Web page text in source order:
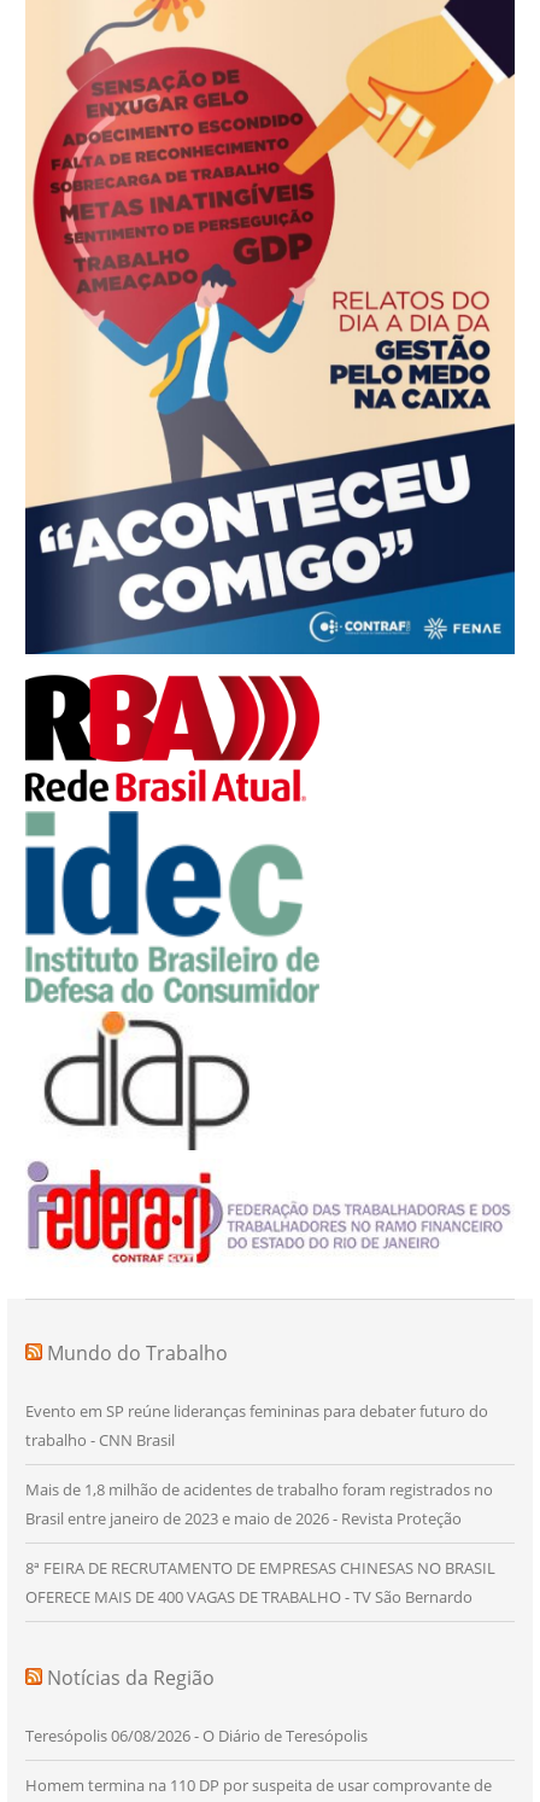
Mundo do Trabalho
Evento em SP reúne lideranças femininas para debater futuro do
trabalho - CNN Brasil
Mais de 1,8 milhão de acidentes de trabalho foram registrados no
Brasil entre janeiro de 2023 e maio de 2026 - Revista Proteção
8ª FEIRA DE RECRUTAMENTO DE EMPRESAS CHINESAS NO BRASIL
OFERECE MAIS DE 400 VAGAS DE TRABALHO - TV São Bernardo
Notícias da Região
Teresópolis 06/08/2026 - O Diário de Teresópolis
Homem termina na 110 DP por suspeita de usar comprovante de